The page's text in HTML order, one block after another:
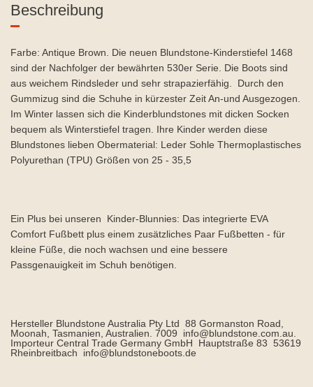
Beschreibung
Farbe: Antique Brown. Die neuen Blundstone-Kinderstiefel 1468
sind der Nachfolger der bewährten 530er Serie. Die Boots sind
aus weichem Rindsleder und sehr strapazierfähig. Durch den
Gummizug sind die Schuhe in kürzester Zeit An-und Ausgezogen.
Im Winter lassen sich die Kinderblundstones mit dicken Socken
bequem als Winterstiefel tragen. Ihre Kinder werden diese
Blundstones lieben Obermaterial: Leder Sohle Thermoplastisches
Polyurethan (TPU) Größen von 25 - 35,5
Ein Plus bei unseren Kinder-Blunnies: Das integrierte EVA
Comfort Fußbett plus einem zusätzliches Paar Fußbetten - für
kleine Füße, die noch wachsen und eine bessere
Passgenauigkeit im Schuh benötigen.
Hersteller Blundstone Australia Pty Ltd 88 Gormanston Road,
Moonah, Tasmanien, Australien. 7009 info@blundstone.com.au.
Importeur Central Trade Germany GmbH Hauptstraße 83 53619
Rheinbreitbach info@blundstoneboots.de